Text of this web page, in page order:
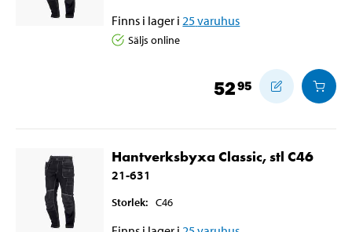
Finns i lager i 25varuhus
Säljs online
5295
Hantverksbyxa Classic, stl C46
21-631
Storlek: C46